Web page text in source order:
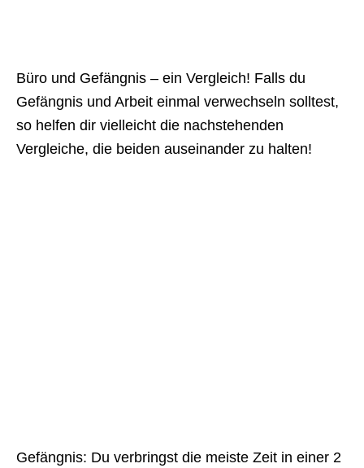
Büro und Gefängnis – ein Vergleich! Falls du
Gefängnis und Arbeit einmal verwechseln solltest,
so helfen dir vielleicht die nachstehenden
Vergleiche, die beiden auseinander zu halten!
Gefängnis: Du verbringst die meiste Zeit in einer 2